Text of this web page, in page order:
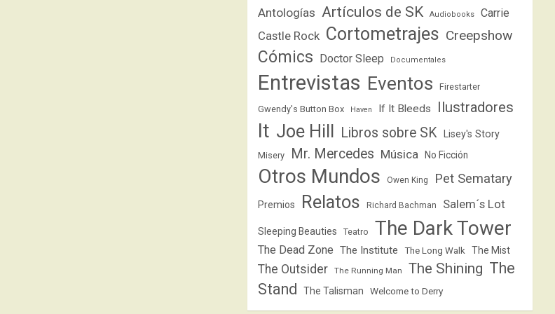
Antologías Artículos de SK Audiobooks Carrie
Castle Rock Cortometrajes Creepshow
Cómics Doctor Sleep Documentales
Entrevistas Eventos Firestarter
Gwendy's Button Box Haven If It Bleeds Ilustradores
It Joe Hill Libros sobre SK Lisey's Story
Misery Mr. Mercedes Música No Ficción
Otros Mundos Owen King Pet Sematary
Premios Relatos Richard Bachman Salem´s Lot
Sleeping Beauties Teatro The Dark Tower
The Dead Zone The Institute The Long Walk The Mist
The Outsider The Running Man The Shining The
Stand
The Talisman Welcome to Derry